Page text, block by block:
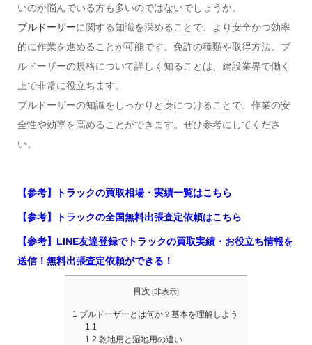
いのか悩んでいる方も多いのではないでしょうか。
ブルドーザーに関する知識を深めることで、より安全かつ効率
的に作業を進めることが可能です。免許の種類や取得方法、ブ
ルドーザーの規格について詳しく知ることは、建設業界で働く
上で非常に役立ちます。
ブルドーザーの知識をしっかりと身につけることで、作業の安
全性や効率を高めることができます。ぜひ参考にしてくださ
い。
【参考】トラックの買取相場・実績一覧はこちら
【参考】トラックの全国無料出張査定依頼はこちら
【参考】LINE友達登録でトラックの買取実績・お役立ち情報を
送信！無料出張査定依頼ができる！
目次 [非表示]
1 ブルドーザーとは何か？基本を理解しよう
1.1
1.2 乾地用と湿地用の違い